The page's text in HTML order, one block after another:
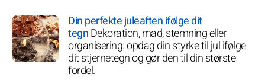
Din perfekte juleaften ifølge dit
tegnDekoration, mad, stemning eller
organisering: opdag din styrke til jul ifølge
dit stjernetegn og gør den til din største
fordel.